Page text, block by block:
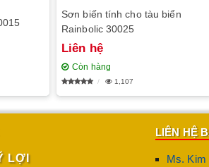
Sơn biến tính cho tàu biển
Rainbolic 30025
Liên hệ
Còn hàng
1,107
LỢI
LIÊN HỆ
Ms. Kim